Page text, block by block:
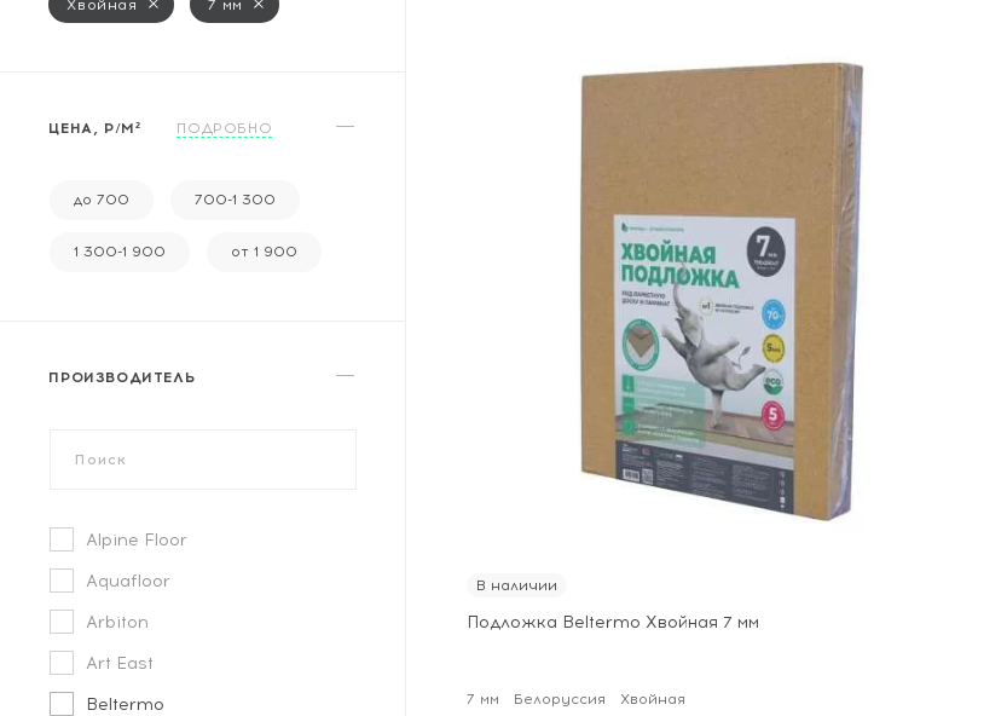
Настенные покрытия
Популярные товары
Хвойная 7 мм
ЦЕНА, Р/М² ПОДРОБНО
до 700 700-1 300
1 300-1 900 от 1 900
ПРОИЗВОДИТЕЛЬ
Alpine Floor
Aquafloor
Arbiton
Art East
Beltermo
В наличии
Подложка Beltermo Хвойная 7 мм
7 мм Белоруссия Хвойная